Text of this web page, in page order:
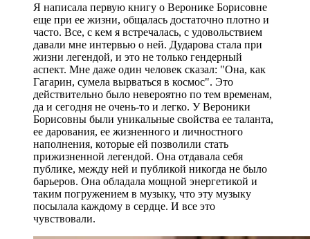
Я написала первую книгу о Веронике Борисовне
еще при ее жизни, общалась достаточно плотно и
часто. Все, с кем я встречалась, с удовольствием
давали мне интервью о ней. Дударова стала при
жизни легендой, и это не только гендерный
аспект. Мне даже один человек сказал: "Она, как
Гагарин, сумела вырваться в космос". Это
действительно было невероятно по тем временам,
да и сегодня не очень-то и легко. У Вероники
Борисовны были уникальные свойства ее таланта,
ее дарования, ее жизненного и личностного
наполнения, которые ей позволили стать
прижизненной легендой. Она отдавала себя
публике, между ней и публикой никогда не было
барьеров. Она обладала мощной энергетикой и
таким погружением в музыку, что эту музыку
посылала каждому в сердце. И все это
чувствовали.